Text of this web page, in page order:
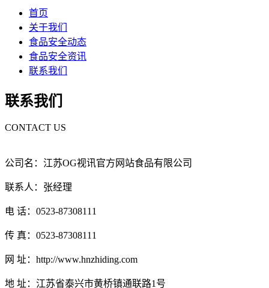
首页
关于我们
食品安全动态
食品安全资讯
联系我们
联系我们
CONTACT US
公司名：江苏OG视讯官方网站食品有限公司
联系人：张经理
电 话：0523-87308111
传 真：0523-87308111
网 址：http://www.hnzhiding.com
地 址：江苏省泰兴市黄桥镇通联路1号